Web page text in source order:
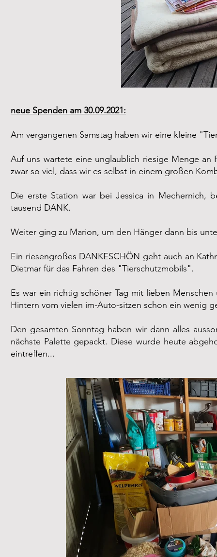
neue Spenden am 30.09.2021:
Am vergangenen Samstag haben wir eine kleine
Auf uns wartete eine unglaublich riesige Menge an
zwar so viel, dass wir es selbst in einem großen
Die erste Station war bei Jessica in Mechernich,
tausend DANK.
Weiter ging zu Marion, um den Hänger dann bis
Ein riesengroßes DANKESCHÖN geht auch an
Dietmar für das Fahren des "Tierschutzmobils".
Es war ein richtig schöner Tag mit lieben
Hintern vom vielen im-Auto-sitzen schon ein wenig
Den gesamten Sonntag haben wir dann alles
nächste Palette gepackt. Diese wurde heute
eintreffen...